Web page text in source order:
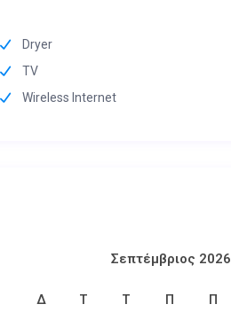
Dryer
TV
Wireless Internet
Σεπτέμβριος 2026
Δ Τ Τ Π Π